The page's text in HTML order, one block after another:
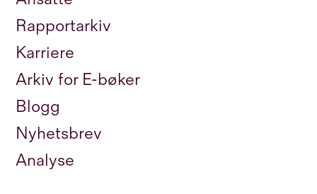
Rapportarkiv
Karriere
Arkiv for E-bøker
Blogg
Nyhetsbrev
Analyse